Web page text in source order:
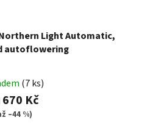
Light Automatic,
autoflowering
(7 ks)
670 Kč
–44 %)